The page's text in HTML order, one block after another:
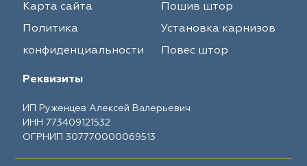
Карта сайта
Политика
конфиденциальности
Пошив штор
Установка карнизов
Повес штор
Реквизиты
ИП Руженцев Алексей Валерьевич
ИНН 773409121532
ОГРНИП 307770000069513